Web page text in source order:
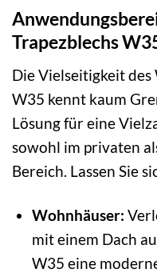
Trapezblechs
Die Vielseitigkeit des
W35 kennt kaum
Lösung für eine
sowohl im privaten
Bereich. Lassen Sie
Wohnhäuser:
mit einem Dach
W35 eine